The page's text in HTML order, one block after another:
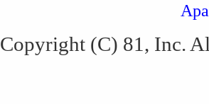
Copyright (C) 81, Inc.